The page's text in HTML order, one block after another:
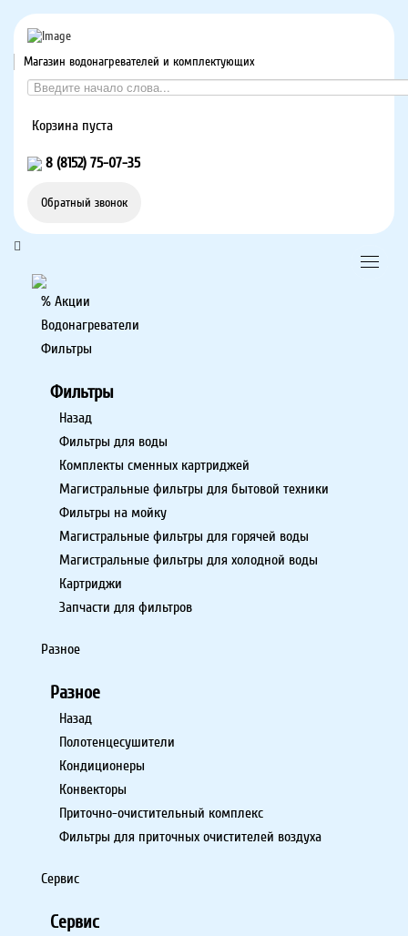
Магазин водонагревателей и комплектующих
Корзина пуста
8 (8152) 75-07-35
Обратный звонок
% Акции
Водонагреватели
Фильтры
Фильтры
Назад
Фильтры для воды
Комплекты сменных картриджей
Магистральные фильтры для бытовой техники
Фильтры на мойку
Магистральные фильтры для горячей воды
Магистральные фильтры для холодной воды
Картриджи
Запчасти для фильтров
Разное
Разное
Назад
Полотенцесушители
Кондиционеры
Конвекторы
Приточно-очистительный комплекс
Фильтры для приточных очистителей воздуха
Сервис
Сервис